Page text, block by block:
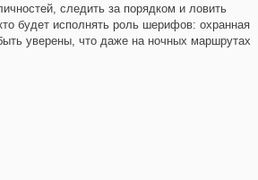
следить за порядком и ловить
будет исполнять роль шерифов: охранная
уверены, что даже на ночных маршрутах